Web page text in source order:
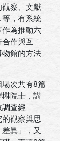
觀察、文獻
，有系統
作為推動六
合作與互
物館的方法
次共有8篇
楙院士，講
調查經
觀察與思
異」，又